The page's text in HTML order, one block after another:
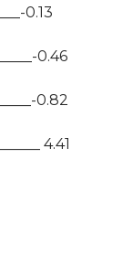
0.13
0.46
0.82
4.41